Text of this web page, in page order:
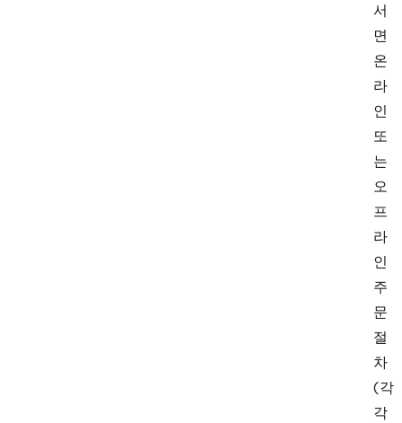
서
면
온
라
인
또
는
오
프
라
인
주
문
절
차
(각
각